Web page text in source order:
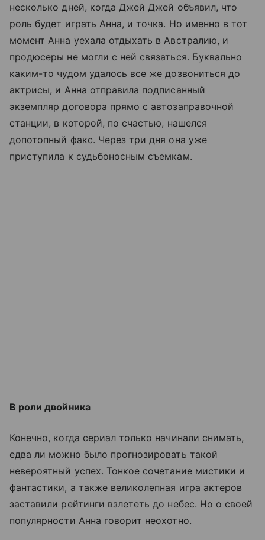
несколько дней, когда Джей Джей объявил, что
роль будет играть Анна, и точка. Но именно в тот
момент Анна уехала отдыхать в Австралию, и
продюсеры не могли с ней связаться. Буквально
каким-то чудом удалось все же дозвониться до
актрисы, и Анна отправила подписанный
экземпляр договора прямо с автозаправочной
станции, в которой, по счастью, нашелся
допотопный факс. Через три дня она уже
приступила к судьбоносным съемкам.
В роли двойника
Конечно, когда сериал только начинали снимать,
едва ли можно было прогнозировать такой
невероятный успех. Тонкое сочетание мистики и
фантастики, а также великолепная игра актеров
заставили рейтинги взлететь до небес. Но о своей
популярности Анна говорит неохотно.